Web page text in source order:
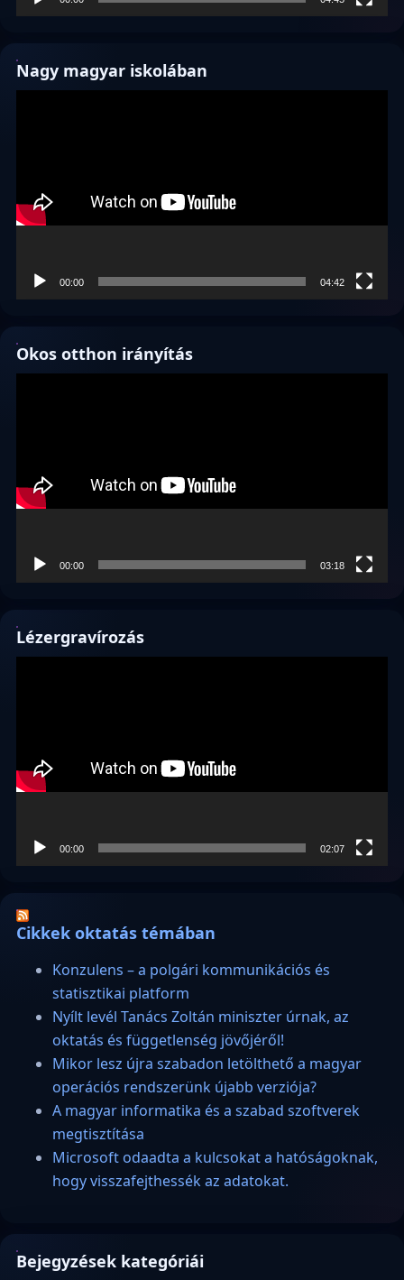
Nagy magyar iskolában
00:00 04:42
Okos otthon irányítás
00:00 03:18
Lézergravírozás
00:00 02:07
Cikkek oktatás témában
Konzulens – a polgári kommunikációs és
statisztikai platform
Nyílt levél Tanács Zoltán miniszter úrnak, az
oktatás és függetlenség jövőjéről!
Mikor lesz újra szabadon letölthető a magyar
operációs rendszerünk újabb verziója?
A magyar informatika és a szabad szoftverek
megtisztítása
Microsoft odaadta a kulcsokat a hatóságoknak,
hogy visszafejthessék az adatokat.
Bejegyzések kategóriái